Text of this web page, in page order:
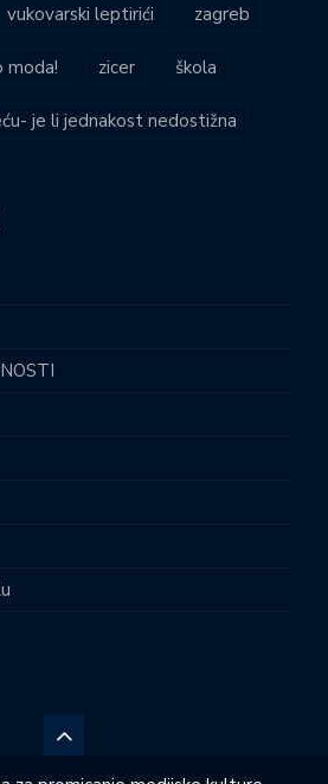
vukovarski leptirići zagreb
moda! zicer škola
je li jednakost nedostižna